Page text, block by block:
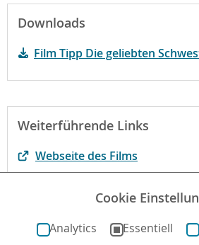
Downloads
Film Tipp Die geliebten
Weiterführende Links
Webseite des Films
Der Film bei filmportal.de
Cookie
Analytics Essentiell